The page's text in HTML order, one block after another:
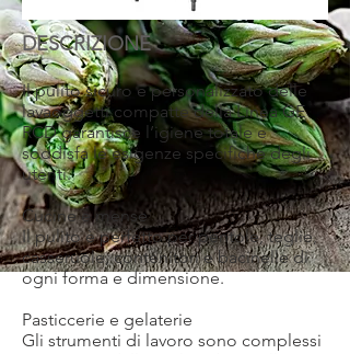
DESCRIZIONE
Il pulito sicuro e personalizzato delle
lavaoggetti compatte della Linea GE
RCD garantisce l’igiene totale e
soddisfa le esigenze specifiche degli
utenti.
Cucine e mense
Il pulito è perfetto per pentole, teglie,
casseruole, contenitori e bacinelle di
ogni forma e dimensione.
Pasticcerie e gelaterie
Gli strumenti di lavoro sono complessi